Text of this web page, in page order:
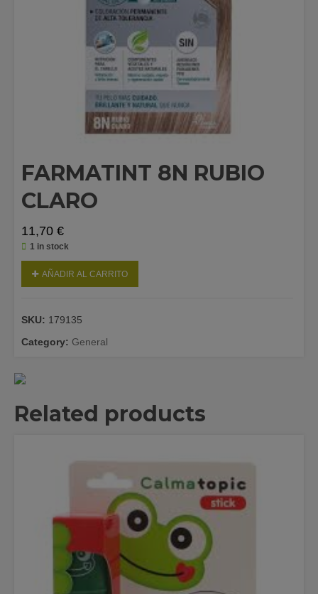
FARMATINT 8N RUBIO
CLARO
11,70 €
1 in stock
AÑADIR AL CARRITO
SKU: 179135
Category: General
Related products